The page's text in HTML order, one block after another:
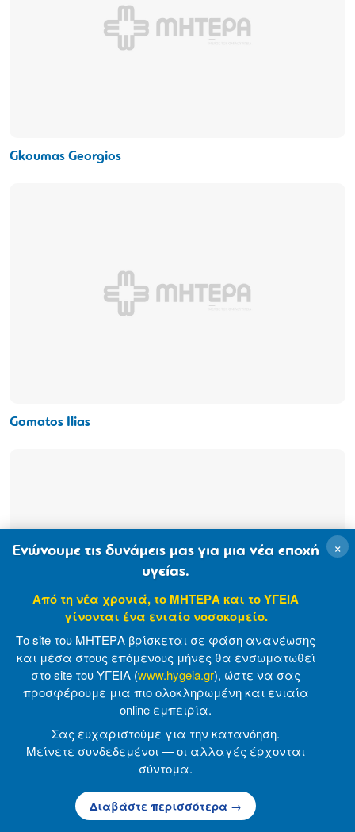
Gkoumas Georgios
Gomatos Ilias
Giakoumakos Dimitrios
×
Ενώνουμε τις δυνάμεις μας για μια νέα εποχή
υγείας.
Από τη νέα χρονιά, το ΜΗΤΕΡΑ και το ΥΓΕΙΑ
γίνονται ένα ενιαίο νοσοκομείο.
Το site του ΜΗΤΕΡΑ βρίσκεται σε φάση ανανέωσης
και μέσα στους επόμενους μήνες θα ενσωματωθεί
στο site του ΥΓΕΙΑ (www.hygeia.gr), ώστε να σας
προσφέρουμε μια πιο ολοκληρωμένη και ενιαία
online εμπειρία.
Σας ευχαριστούμε για την κατανόηση.
Μείνετε συνδεδεμένοι — οι αλλαγές έρχονται
σύντομα.
Διαβάστε περισσότερα →